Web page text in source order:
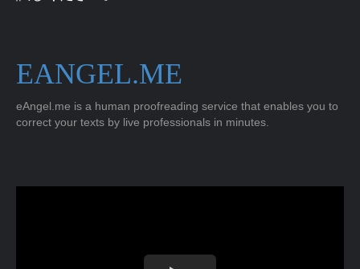
EANGEL.ME
eAngel.me is a human proofreading service that enables you to
correct your texts by live professionals in minutes.